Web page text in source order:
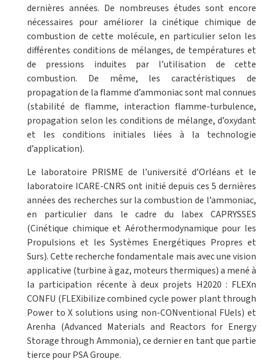
dernières années. De nombreuses études sont encore
nécessaires pour améliorer la cinétique chimique de
combustion de cette molécule, en particulier selon les
différentes conditions de mélanges, de températures et
de pressions induites par l’utilisation de cette
combustion. De même, les caractéristiques de
propagation de la flamme d’ammoniac sont mal connues
(stabilité de flamme, interaction flamme-turbulence,
propagation selon les conditions de mélange, d’oxydant
et les conditions initiales liées à la technologie
d’application).
Le laboratoire PRISME de l’université d’Orléans et le
laboratoire ICARE-CNRS ont initié depuis ces 5 dernières
années des recherches sur la combustion de l’ammoniac,
en particulier dans le cadre du labex CAPRYSSES
(Cinétique chimique et Aérothermodynamique pour les
Propulsions et les Systèmes Energétiques Propres et
Surs). Cette recherche fondamentale mais avec une vision
applicative (turbine à gaz, moteurs thermiques) a mené à
la participation récente à deux projets H2020 : FLEXn
CONFU (FLEXibilize combined cycle power plant through
Power to X solutions using non-CONventional FUels) et
Arenha (Advanced Materials and Reactors for Energy
Storage through Ammonia), ce dernier en tant que partie
tierce pour PSA Groupe.